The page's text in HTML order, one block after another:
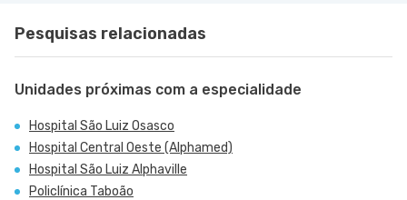
Pesquisas relacionadas
Unidades próximas com a especialidade
Hospital São Luiz Osasco
Hospital Central Oeste (Alphamed)
Hospital São Luiz Alphaville
Policlínica Taboão